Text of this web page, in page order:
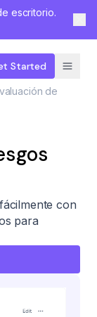
escritorio.
Started
de
con
para